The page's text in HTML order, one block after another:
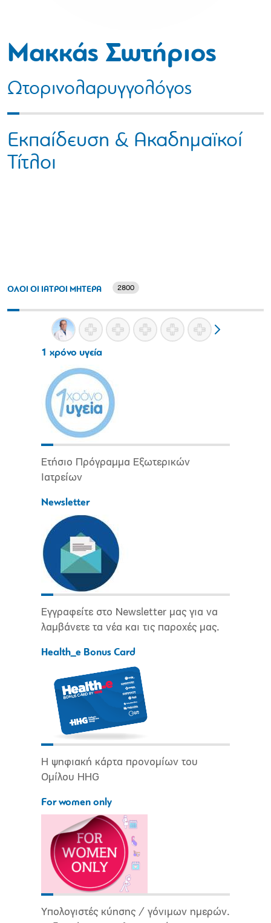
Μακκάς Σωτήριος
Ωτορινολαρυγγολόγος
Εκπαίδευση & Ακαδημαϊκοί
Τίτλοι
ΟΛΟΙ ΟΙ ΙΑΤΡΟΙ ΜΗΤΕΡΑ 2800
1 χρόνο υγεία
Ετήσιο Πρόγραμμα Εξωτερικών
Ιατρείων
Newsletter
Εγγραφείτε στο Newsletter μας για να
λαμβάνετε τα νέα και τις παροχές μας.
Health_e Bonus Card
Η ψηφιακή κάρτα προνομίων του
Ομίλου HHG
For women only
Υπολογιστές κύησης / γόνιμων ημερών.